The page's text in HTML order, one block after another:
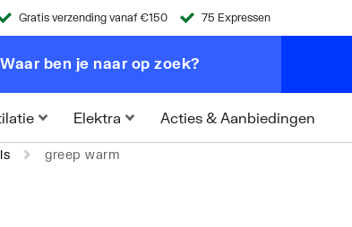
Gratis verzending vanaf €150 75 Expressen
Elektra Acties & Aanbiedingen
greep warm